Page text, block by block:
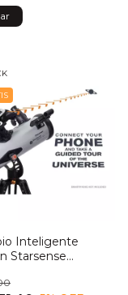
Inteligente
Starsense